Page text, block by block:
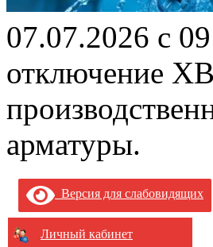
07.07.2026 с
отключение
арматуры.
Версия для слабовидящих
Личный кабинет